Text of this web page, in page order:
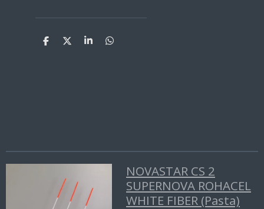
D
D
S
D
NOVASTAR CS 2
SUPERNOVA ROHACEL
WHITE FIBER (Pasta)